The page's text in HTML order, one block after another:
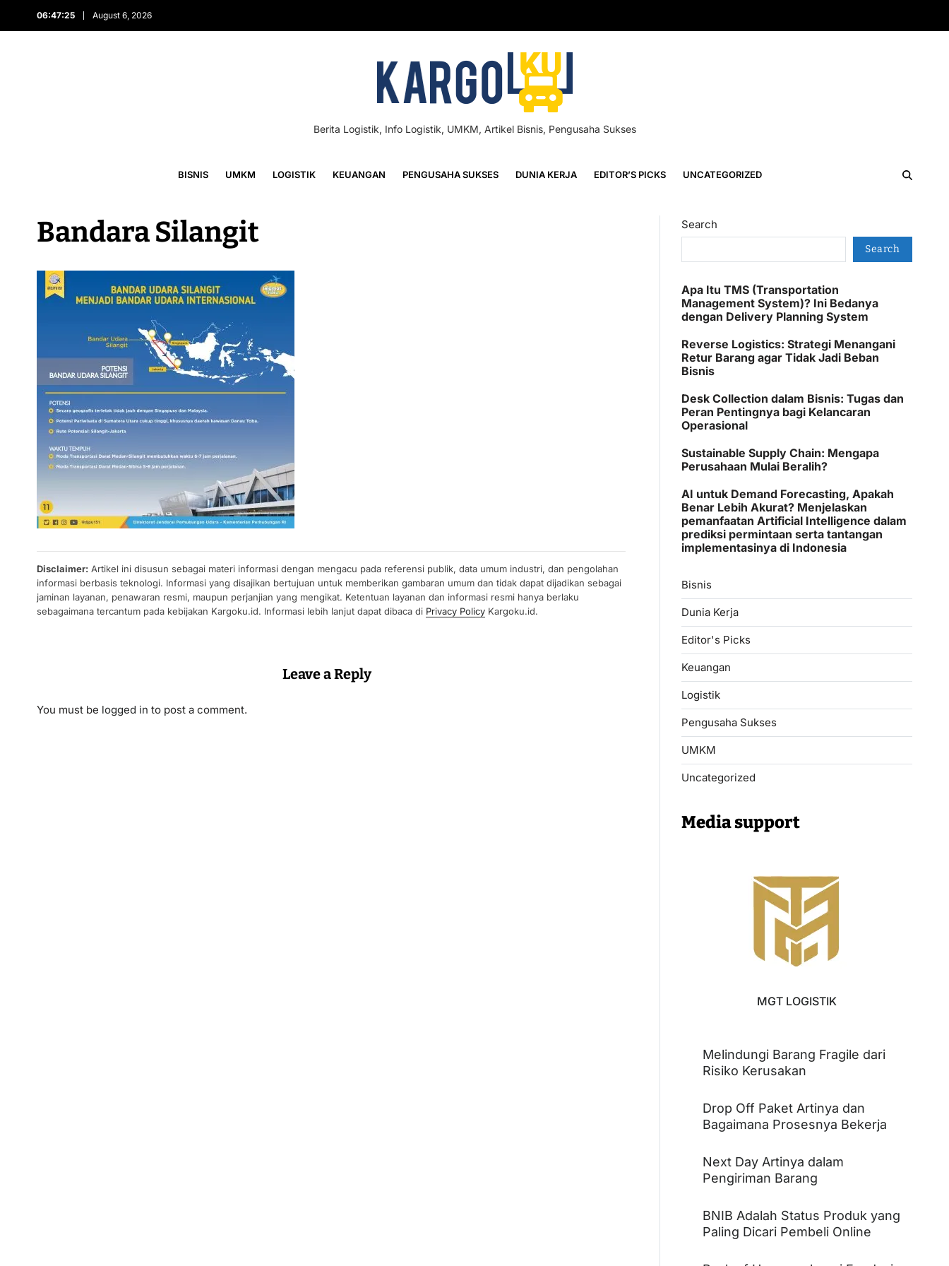
06:47:25 August 6, 2026
Berita Logistik, Info Logistik, UMKM, Artikel Bisnis, Pengusaha Sukses
BISNIS UMKM LOGISTIK KEUANGAN PENGUSAHA SUKSES DUNIA KERJA EDITOR’S PICKS UNCATEGORIZED
Bandara Silangit
Disclaimer: Artikel ini disusun sebagai materi informasi dengan mengacu pada referensi publik, data umum industri, dan pengolahan
informasi berbasis teknologi. Informasi yang disajikan bertujuan untuk memberikan gambaran umum dan tidak dapat dijadikan sebagai
jaminan layanan, penawaran resmi, maupun perjanjian yang mengikat. Ketentuan layanan dan informasi resmi hanya berlaku
sebagaimana tercantum pada kebijakan Kargoku.id. Informasi lebih lanjut dapat dibaca di Privacy Policy Kargoku.id.
Leave a Reply
You must be logged in to post a comment.
Search
Search
Apa Itu TMS (Transportation
Management System)? Ini Bedanya
dengan Delivery Planning System
Reverse Logistics: Strategi Menangani
Retur Barang agar Tidak Jadi Beban
Bisnis
Desk Collection dalam Bisnis: Tugas dan
Peran Pentingnya bagi Kelancaran
Operasional
Sustainable Supply Chain: Mengapa
Perusahaan Mulai Beralih?
AI untuk Demand Forecasting, Apakah
Benar Lebih Akurat? Menjelaskan
pemanfaatan Artificial Intelligence dalam
prediksi permintaan serta tantangan
implementasinya di Indonesia
Bisnis
Dunia Kerja
Editor's Picks
Keuangan
Logistik
Pengusaha Sukses
UMKM
Uncategorized
Media support
MGT LOGISTIK
Melindungi Barang Fragile dari
Risiko Kerusakan
Drop Off Paket Artinya dan
Bagaimana Prosesnya Bekerja
Next Day Artinya dalam
Pengiriman Barang
BNIB Adalah Status Produk yang
Paling Dicari Pembeli Online